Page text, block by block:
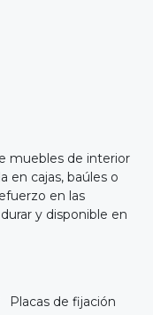
muebles de interior
en cajas, baúles o
en las
y disponible en
Placas de fijación